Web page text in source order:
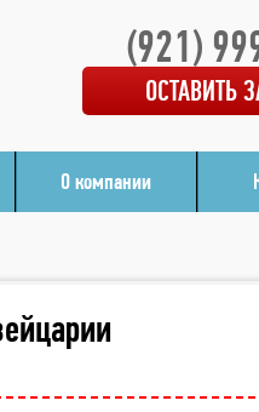
(921)
ОСТАВИТЬ
О компании